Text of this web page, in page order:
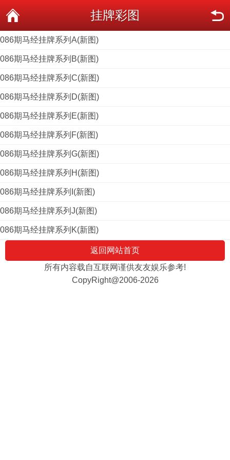
挂牌彩图
086期马经挂牌系列A(新图)
086期马经挂牌系列B(新图)
086期马经挂牌系列C(新图)
086期马经挂牌系列D(新图)
086期马经挂牌系列E(新图)
086期马经挂牌系列F(新图)
086期马经挂牌系列G(新图)
086期马经挂牌系列H(新图)
086期马经挂牌系列I(新图)
086期马经挂牌系列J(新图)
086期马经挂牌系列K(新图)
返回网站首页
所有内容载自互联网谨供友友娱乐参考!
CopyRight@2006-2026